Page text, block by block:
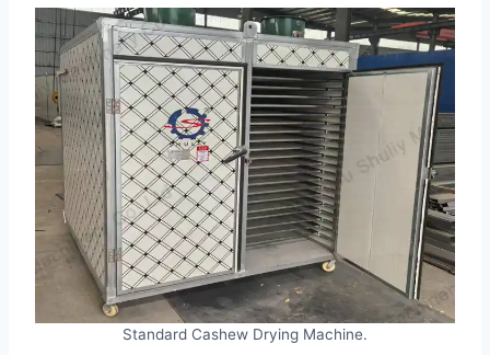
Standard Cashew Drying Machine.